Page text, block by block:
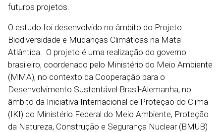
futuros projetos.
O estudo foi desenvolvido no âmbito do Projeto
Biodiversidade e Mudanças Climáticas na Mata
Atlântica. O projeto é uma realização do governo
brasileiro, coordenado pelo Ministério do Meio Ambiente
(MMA), no contexto da Cooperação para o
Desenvolvimento Sustentável Brasil-Alemanha, no
âmbito da Iniciativa Internacional de Proteção do Clima
(IKI) do Ministério Federal do Meio Ambiente, Proteção
da Natureza, Construção e Segurança Nuclear (BMUB)